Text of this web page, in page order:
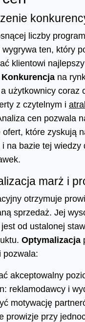
liczby
ten, który
klientowi
Konkurencja na
użytkownicy coraz
z czytelnym i
cen pozwala
ofert, które zyskują
i na bazie tej wiedzy
marż i
otrzymuje
sprzedaż. Jej
od ustalonej
Optymalizacja
pozwala:
akceptowalny
reklamodawcy i
motywację
prowizje przy